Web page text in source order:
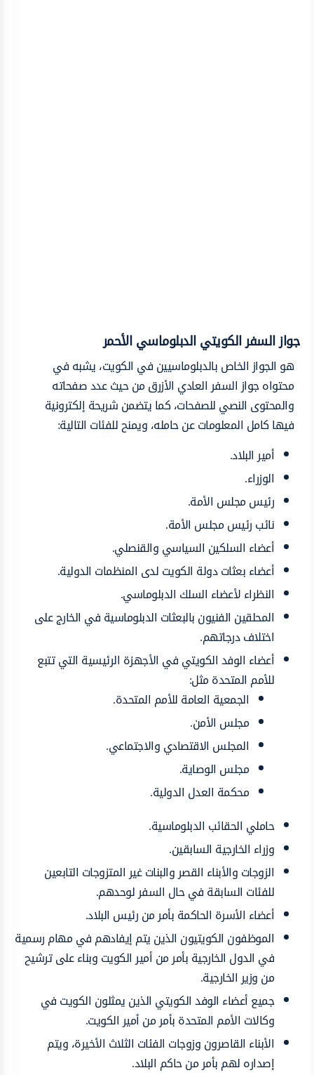
جواز السفر الكويتي الدبلوماسي الأحمر
هو الجواز الخاص بالدبلوماسيين في الكويت، يشبه في
محتواه جواز السفر العادي الأزرق من حيث عدد صفحاته
والمحتوى النصي للصفحات، كما يتضمن شريحة إلكترونية
فيها كامل المعلومات عن حامله، ويمنح للفئات التالية:
أمير البلاد.
الوزراء.
رئيس مجلس الأمة.
نائب رئيس مجلس الأمة.
أعضاء السلكين السياسي والقنصلي.
أعضاء بعثات دولة الكويت لدى المنظمات الدولية.
النظراء لأعضاء السلك الدبلوماسي.
المحلقين الفنيون بالبعثات الدبلوماسية في الخارج على
اختلاف درجاتهم.
أعضاء الوفد الكويتي في الأجهزة الرئيسية التي تتبع
للأمم المتحدة مثل:
الجمعية العامة للأمم المتحدة.
مجلس الأمن.
المجلس الاقتصادي والاجتماعي.
مجلس الوصاية.
محكمة العدل الدولية.
حاملي الحقائب الدبلوماسية.
وزراء الخارجية السابقين.
الزوجات والأبناء القصر والبنات غير المتزوجات التابعين
للفئات السابقة في حال السفر لوحدهم.
أعضاء الأسرة الحاكمة بأمر من رئيس البلاد.
الموظفون الكويتيون الذين يتم إيفادهم في مهام رسمية
في الدول الخارجية بأمر من أمير الكويت وبناء على ترشيح
من وزير الخارجية.
جميع أعضاء الوفد الكويتي الذين يمثلون الكويت في
وكالات الأمم المتحدة بأمر من أمير الكويت.
الأبناء القاصرون وزوجات الفئات الثلاث الأخيرة، ويتم
إصداره لهم بأمر من حاكم البلاد.